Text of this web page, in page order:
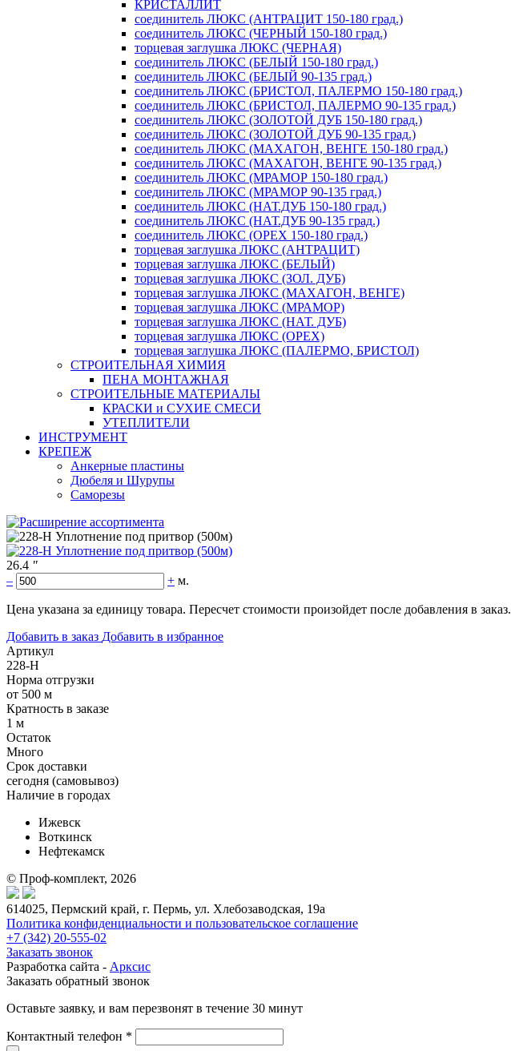
КРИСТАЛЛИТ
соединитель ЛЮКС (АНТРАЦИТ 150-180 град.)
соединитель ЛЮКС (ЧЕРНЫЙ 150-180 град.)
торцевая заглушка ЛЮКС (ЧЕРНАЯ)
соединитель ЛЮКС (БЕЛЫЙ 150-180 град.)
соединитель ЛЮКС (БЕЛЫЙ 90-135 град.)
соединитель ЛЮКС (БРИСТОЛ, ПАЛЕРМО 150-180 град.)
соединитель ЛЮКС (БРИСТОЛ, ПАЛЕРМО 90-135 град.)
соединитель ЛЮКС (ЗОЛОТОЙ ДУБ 150-180 град.)
соединитель ЛЮКС (ЗОЛОТОЙ ДУБ 90-135 град.)
соединитель ЛЮКС (МАХАГОН, ВЕНГЕ 150-180 град.)
соединитель ЛЮКС (МАХАГОН, ВЕНГЕ 90-135 град.)
соединитель ЛЮКС (МРАМОР 150-180 град.)
соединитель ЛЮКС (МРАМОР 90-135 град.)
соединитель ЛЮКС (НАТ.ДУБ 150-180 град.)
соединитель ЛЮКС (НАТ.ДУБ 90-135 град.)
соединитель ЛЮКС (ОРЕХ 150-180 град.)
торцевая заглушка ЛЮКС (АНТРАЦИТ)
торцевая заглушка ЛЮКС (БЕЛЫЙ)
торцевая заглушка ЛЮКС (ЗОЛ. ДУБ)
торцевая заглушка ЛЮКС (МАХАГОН, ВЕНГЕ)
торцевая заглушка ЛЮКС (МРАМОР)
торцевая заглушка ЛЮКС (НАТ. ДУБ)
торцевая заглушка ЛЮКС (ОРЕХ)
торцевая заглушка ЛЮКС (ПАЛЕРМО, БРИСТОЛ)
СТРОИТЕЛЬНАЯ ХИМИЯ
ПЕНА МОНТАЖНАЯ
СТРОИТЕЛЬНЫЕ МАТЕРИАЛЫ
КРАСКИ и СУХИЕ СМЕСИ
УТЕПЛИТЕЛИ
ИНСТРУМЕНТ
КРЕПЕЖ
Анкерные пластины
Дюбеля и Шурупы
Саморезы
26.4 "
–
+ м.
Цена указана за единицу товара. Пересчет стоимости произойдет после добавления в заказ.
Добавить в заказ Добавить в избранное
Артикул
228-Н
Норма отгрузки
от 500 м
Кратность в заказе
1 м
Остаток
Много
Срок доставки
cегодня (самовывоз)
Наличие в городах
Ижевск
Воткинск
Нефтекамск
© Проф-комплект, 2026
614025, Пермский край, г. Пермь, ул. Хлебозаводская, 19а
Политика конфиденциальности и пользовательское соглашение
+7 (342) 20-555-02
Заказать звонок
Разработка сайта - Арксис
Заказать обратный звонок
Оставьте заявку, и вам перезвонят в течение 30 минут
Контактный телефон *